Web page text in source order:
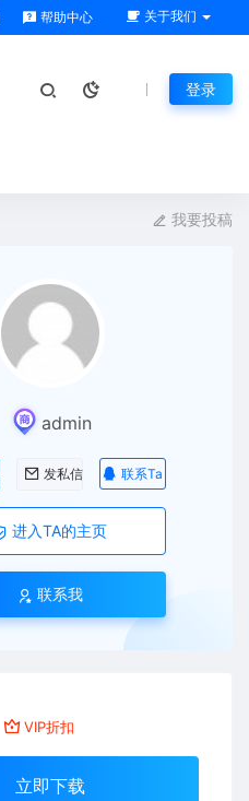
帮助中心 关于我们
登录
我要投稿
admin
发私信 联系Ta
进入TA的主页
联系我
VIP折扣
立即下载